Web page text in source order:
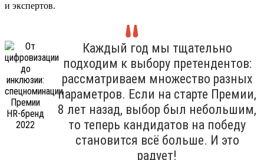
и экспертов.
Каждый год мы тщательно
подходим к выбору претендентов:
рассматриваем множество разных
параметров. Если на старте Премии,
8 лет назад, выбор был небольшим,
то теперь кандидатов на победу
становится всё больше. И это
радует!